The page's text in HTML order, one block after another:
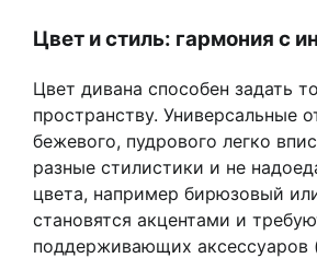
Цвет и стиль: гармония с
Цвет дивана способен задать
пространству. Универсальные
бежевого, пудрового легко
разные стилистики и не
цвета, например бирюзовый
становятся акцентами и
поддерживающих аксессуаров